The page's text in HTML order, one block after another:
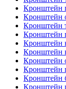
Кронштейн
Кронштейн
Кронштейн
Кронштейн
Кронштейн
Кронштейн
Кронштейн
Кронштейн
Кронштейн
Кронштейн